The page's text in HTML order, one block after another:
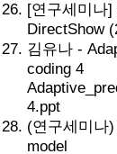
[연구세미나
DirectShow
김유나 -
coding 4
4.ppt
(연구세미나
model